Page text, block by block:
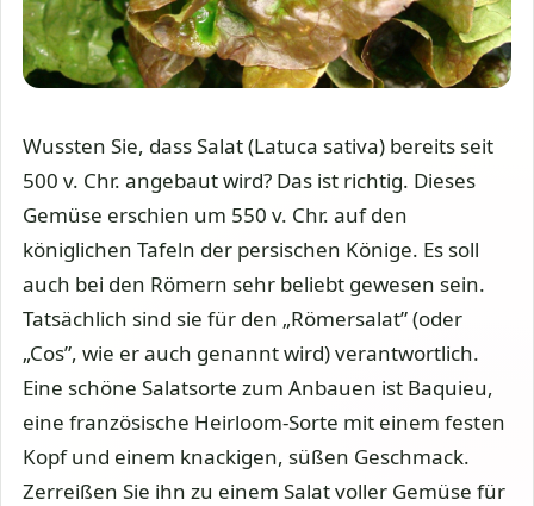
Wussten Sie, dass Salat (Latuca sativa) bereits seit
500 v. Chr. angebaut wird? Das ist richtig. Dieses
Gemüse erschien um 550 v. Chr. auf den
königlichen Tafeln der persischen Könige. Es soll
auch bei den Römern sehr beliebt gewesen sein.
Tatsächlich sind sie für den „Römersalat” (oder
„Cos”, wie er auch genannt wird) verantwortlich.
Eine schöne Salatsorte zum Anbauen ist Baquieu,
eine französische Heirloom-Sorte mit einem festen
Kopf und einem knackigen, süßen Geschmack.
Zerreißen Sie ihn zu einem Salat voller Gemüse für